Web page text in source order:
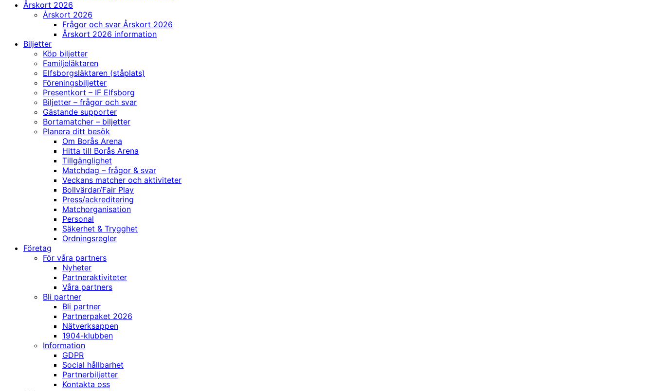
Årskort 2026
Årskort 2026
Frågor och svar Årskort 2026
Årskort 2026 information
Biljetter
Köp biljetter
Familjeläktaren
Elfsborgsläktaren (ståplats)
Föreningsbiljetter
Presentkort – IF Elfsborg
Biljetter – frågor och svar
Gästande supporter
Bortamatcher – biljetter
Planera ditt besök
Om Borås Arena
Hitta till Borås Arena
Tillgänglighet
Matchdag – frågor & svar
Veckans matcher och aktiviteter
Bollvärdar/Fair Play
Press/ackreditering
Matchorganisation
Personal
Säkerhet & Trygghet
Ordningsregler
Företag
För våra partners
Nyheter
Partneraktiviteter
Våra partners
Bli partner
Bli partner
Partnerpaket 2026
Nätverksappen
1904-klubben
Information
GDPR
Social hållbarhet
Partnerbiljetter
Kontakta oss